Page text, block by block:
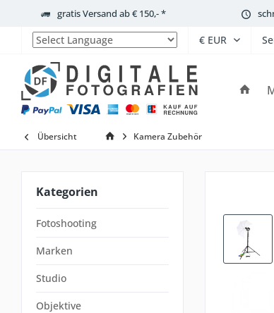
gratis Versand ab € 150,- *
Powered by
Übersicht Kamera Zubehör
Kategorien
Fotoshooting
Marken
Studio
Objektive